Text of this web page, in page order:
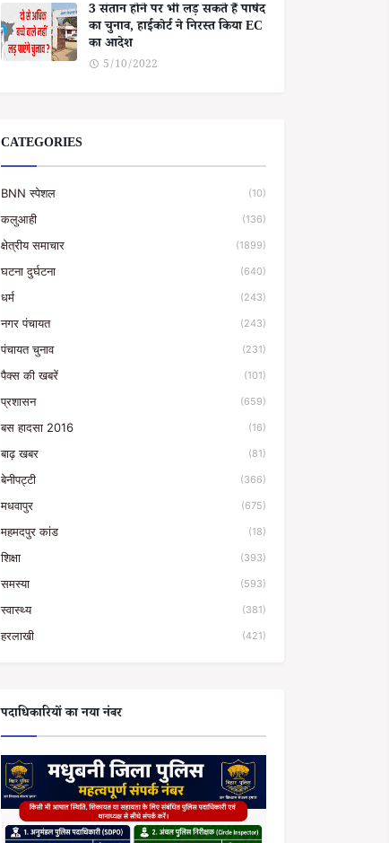
3 संतान होने पर भी लड़ सकते हैं पार्षद
का चुनाव, हाईकोर्ट ने निरस्त किया EC
का आदेश
5/10/2022
CATEGORIES
BNN स्पेशल (10)
कलुआही (136)
क्षेत्रीय समाचार (1899)
घटना दुर्घटना (640)
धर्म (243)
नगर पंचायत (243)
पंचायत चुनाव (231)
पैक्स की खबरें (101)
प्रशासन (659)
बस हादसा 2016 (16)
बाढ़ खबर (81)
बेनीपट्टी (366)
मधवापुर (675)
महमदपुर कांड (18)
शिक्षा (393)
समस्या (593)
स्वास्थ्य (381)
हरलाखी (421)
पदाधिकारियों का नया नंबर